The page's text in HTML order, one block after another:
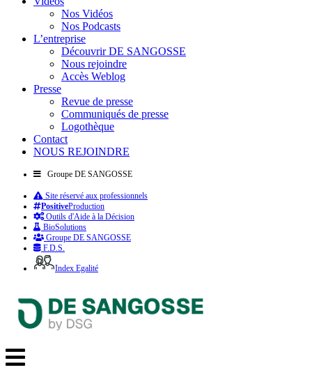
Nos Vidéos
Nos Podcasts
L’entreprise
Découvrir DE SANGOSSE
Nous rejoindre
Accès Weblog
Presse
Revue de presse
Communiqués de presse
Logothèque
Contact
NOUS REJOINDRE
Groupe DE SANGOSSE
Site réservé aux professionnels
PositiveProduction
Outils d'Aide à la Décision
BioSolutions
Groupe DE SANGOSSE
F.D.S.
Index Egalité